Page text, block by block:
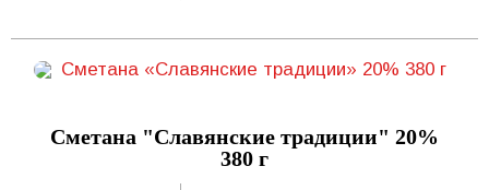
Сметана "Славянские традиции" 20%
380 г